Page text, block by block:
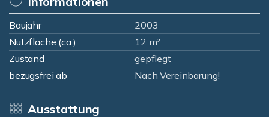
Baujahr
2003
Nutzfläche (ca.)
12 m²
Zustand
gepflegt
bezugsfrei ab
Nach Vereinbarung!
Ausstattung